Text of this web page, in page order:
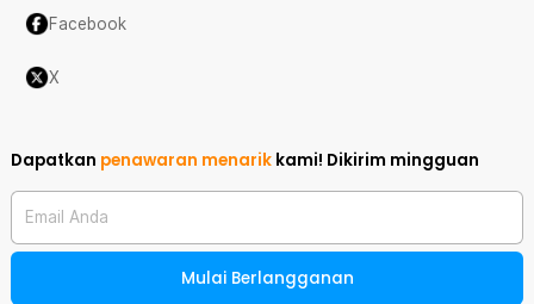
Facebook
X
Dapatkan penawaran menarik kami! Dikirim mingguan
Email Anda
Mulai Berlangganan